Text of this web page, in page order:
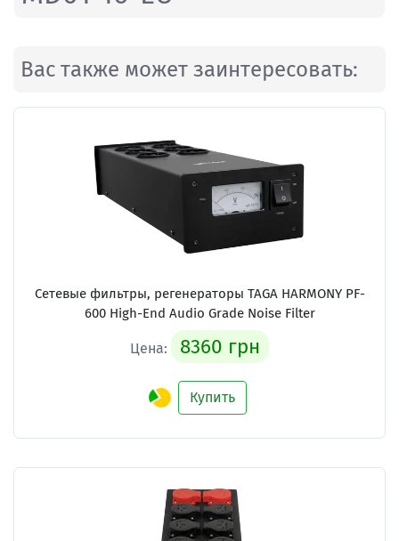
Вас также может заинтересовать:
Сетевые фильтры, регенераторы TAGA HARMONY PF-
600 High-End Audio Grade Noise Filter
Цена: 8360 грн
Купить